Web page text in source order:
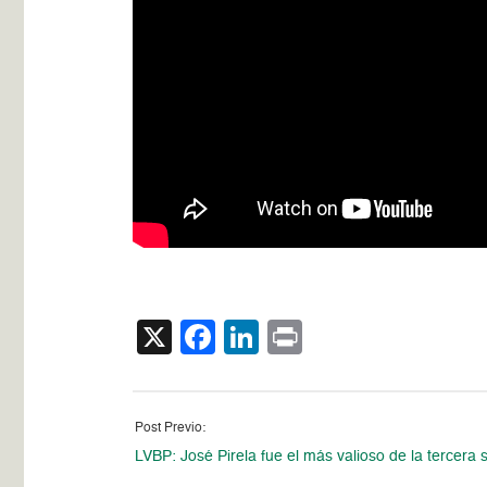
X Facebook
LinkedIn
Post Previo:
LVBP: José Pirela fue el más valioso de la tercera